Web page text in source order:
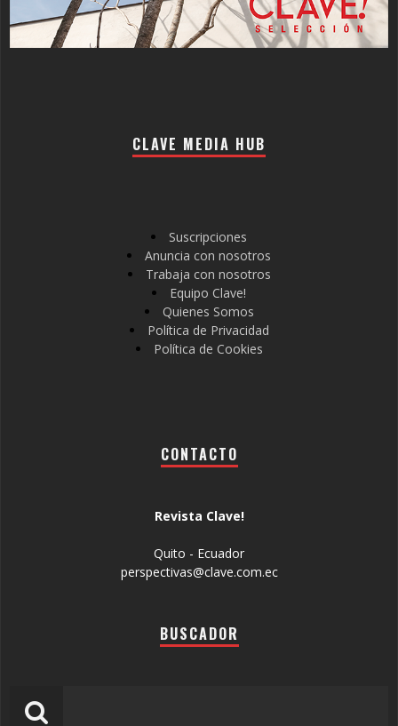
CLAVE MEDIA HUB
Suscripciones
Anuncia con nosotros
Trabaja con nosotros
Equipo Clave!
Quienes Somos
Política de Privacidad
Política de Cookies
CONTACTO
Revista Clave!
Quito - Ecuador
perspectivas@clave.com.ec
BUSCADOR